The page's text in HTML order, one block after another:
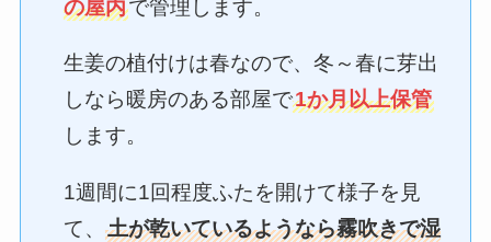
の屋内で管理します。
生姜の植付けは春なので、冬～春に芽出
しなら暖房のある部屋で1か月以上保管
します。
1週間に1回程度ふたを開けて様子を見
て、土が乾いているようなら霧吹きで湿